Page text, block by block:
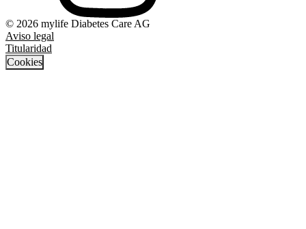
© 2026 mylife Diabetes Care AG
Aviso legal
Titularidad
Cookies